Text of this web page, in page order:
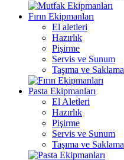
Fırın Ekipmanları
El aletleri
Hazırlık
Pişirme
Servis ve Sunum
Taşıma ve Saklama
Pasta Ekipmanları
El Aletleri
Hazırlık
Pişirme
Servis ve Sunum
Taşıma ve Saklama